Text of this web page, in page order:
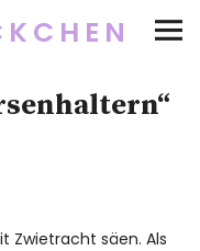
Zwietracht säen. Als